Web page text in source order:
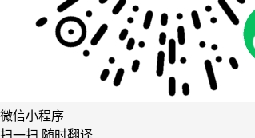
微信小程序
扫一扫 随时翻译